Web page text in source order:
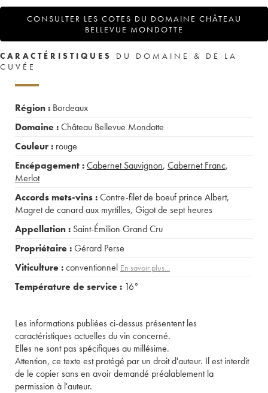
CONSULTER LES COTES DU DOMAINE CHÂTEAU
BELLEVUE MONDOTTE
CARACTÉRISTIQUES
DU DOMAINE & DE LA
CUVÉE
Région : Bordeaux
Domaine :Château Bellevue Mondotte
Couleur : rouge
Encépagement :Cabernet Sauvignon, Cabernet Franc,
Merlot
Accords mets-vins :Contre-filet de boeuf prince Albert,
Magret de canard aux myrtilles, Gigot de sept heures
Appellation : Saint-Émilion Grand Cru
Propriétaire :Gérard Perse
Viticulture :conventionnel En savoir plus...
Température de service : 16°
Les informations publiées ci-dessus présentent les
caractéristiques actuelles du vin concerné.
Elles ne sont pas spécifiques au millésime.
Attention, ce texte est protégé par un droit d'auteur. Il est interdit
de le copier sans en avoir demandé préalablement la
permission à l'auteur.